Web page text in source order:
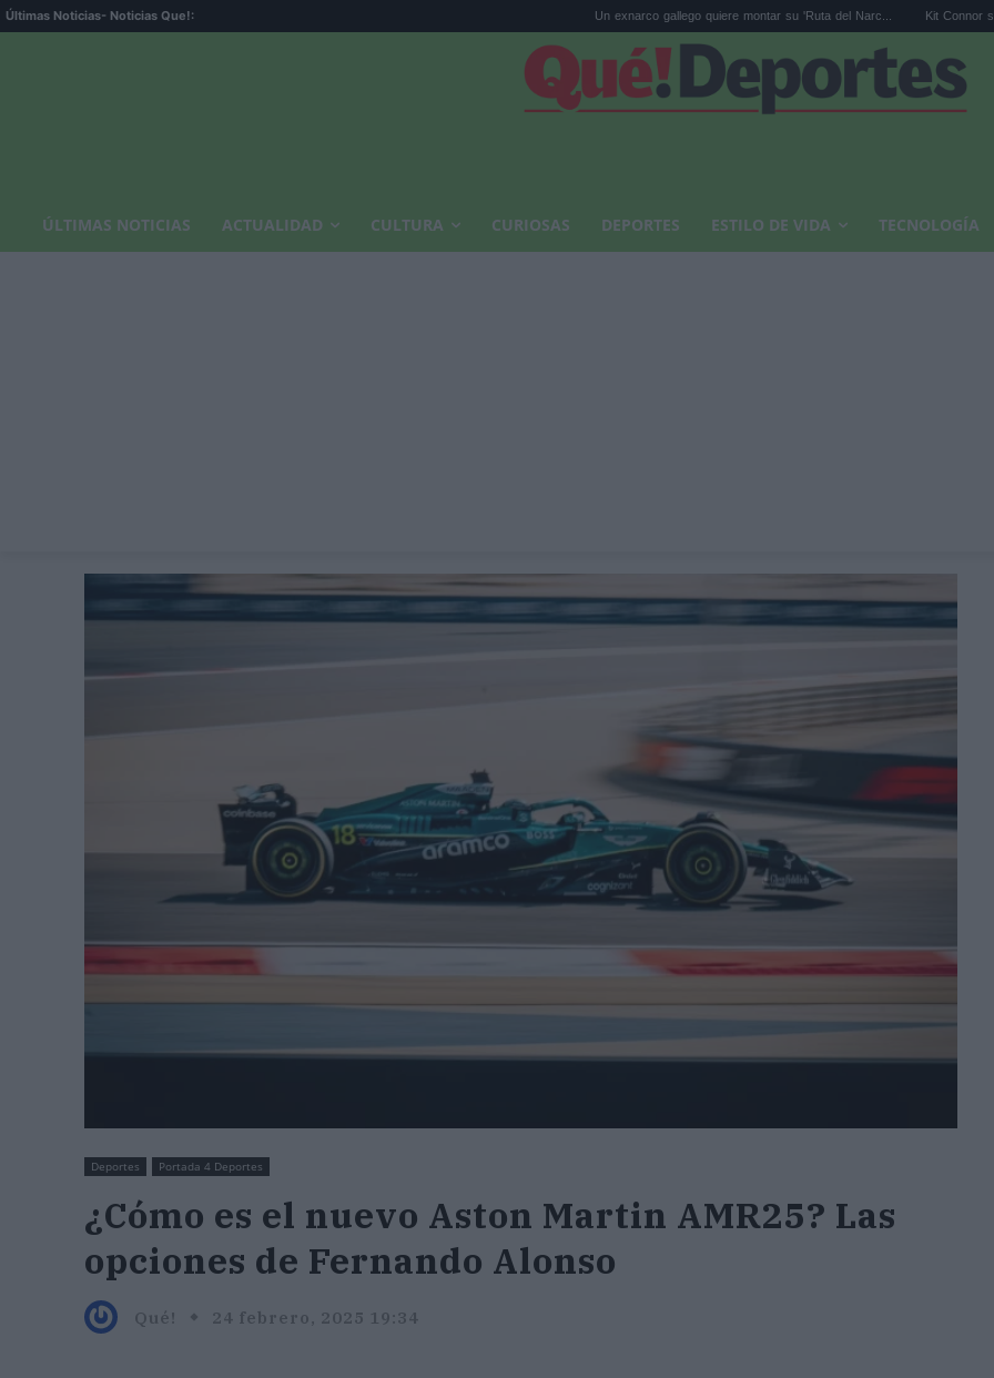
Últimas Noticias- Noticias Que!: Un exnarco gallego quiere montar su 'Ruta del Narc... Kit Connor será Cíclope
ÚLTIMAS NOTICIAS ACTUALIDAD CULTURA CURIOSAS DEPORTES ESTILO DE VIDA TECNOLOGÍA
Deportes Portada 4 Deportes
¿Cómo es el nuevo Aston Martin AMR25? Las
opciones de Fernando Alonso
Qué! 24 febrero, 2025 19:34